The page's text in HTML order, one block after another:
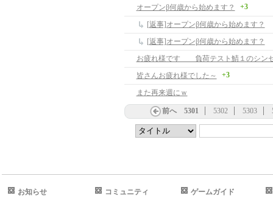
オープンβ何歳から始めます？ +3
[返事]オープンβ何歳から始めます？
[返事]オープンβ何歳から始めます？
お疲れ様です 負荷テスト鯖１のシン
皆さんお疲れ様でした～
+3
また再来週にｗ
前へ 5301 5302 5303
お知らせ コミュニティ ゲームガイド